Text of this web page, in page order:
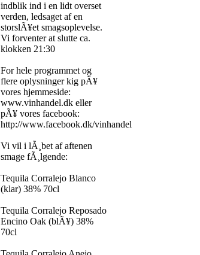
indblik ind i en lidt overset
verden, ledsaget af en
storslÃ¥et smagsoplevelse.
Vi forventer at slutte ca.
klokken 21:30
For hele programmet og
flere oplysninger kig pÃ¥
vores hjemmeside:
www.vinhandel.dk eller
pÃ¥ vores facebook:
http://www.facebook.dk/vinhandel
Vi vil i lÃ¸bet af aftenen
smage fÃ¸lgende:
Tequila Corralejo Blanco
(klar) 38% 70cl
Tequila Corralejo Reposado
Encino Oak (blÃ¥) 38%
70cl